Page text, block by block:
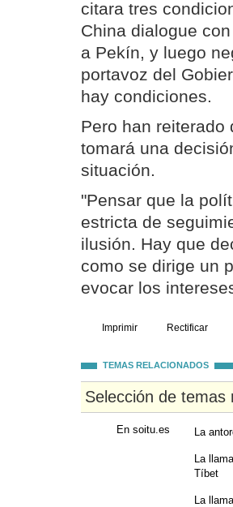
citara tres
China dialogue
a Pekín, y luego
portavoz del
hay condiciones.
Pero han reiterado
tomará una
situación.
"Pensar que la
estricta de
ilusión. Hay que
como se dirige un
evocar los
Imprimir Rectificar
TEMAS RELACIONADOS
Selección de
En soitu.es La
La
Tíbet
La